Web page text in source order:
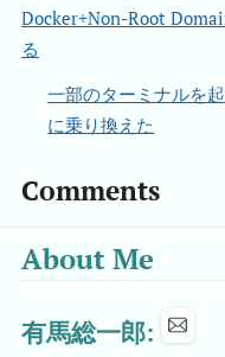
Docker+Non-Root
る
一部のターミナルを
に乗り換えた
Comments
About Me
有馬総一郎: